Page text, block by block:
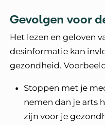
Gevolgen voor
Het lezen en geloven
desinformatie kan
gezondheid.
Stoppen met je
nemen dan je arts
zijn voor je